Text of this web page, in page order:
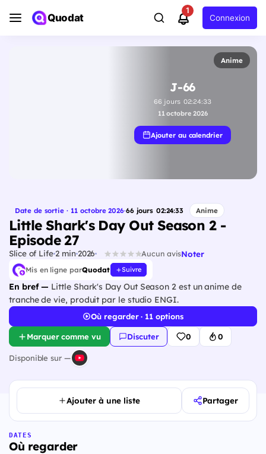
Quodat
1
Connexion
Anime
J-66
66 jours 02:24:32
11 octobre 2026
Ajouter au calendrier
Date de sortie · 11 octobre 2026·66 jours 02:24:32 Anime
Little Shark's Day Out Season 2 -
Episode 27
Slice of Life 2 min 2026 Aucun avisNoter
Mis en ligne parQuodat Suivre
En bref — Little Shark's Day Out Season 2 est un anime de
tranche de vie, produit par le studio ENGI.
Où regarder · 11 options
Marquer comme vu Discuter 0 0
Disponible sur —
Ajouter à une liste Partager
DATES
Où regarder